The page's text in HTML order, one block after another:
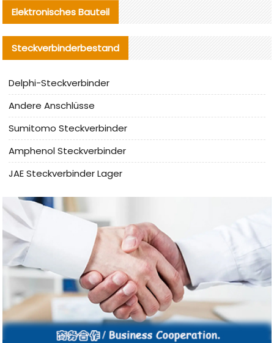
Elektronisches Bauteil
Steckverbinderbestand
Delphi-Steckverbinder
Andere Anschlüsse
Sumitomo Steckverbinder
Amphenol Steckverbinder
JAE Steckverbinder Lager